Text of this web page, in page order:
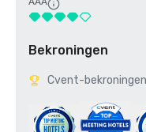
Bekroningen
Cvent-bekroningen